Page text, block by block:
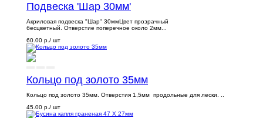
Подвеска 'Шар 30мм'
Акриловая подвеска "Шар" 30ммЦвет прозрачный
бесцветный. Отверстие поперечное около 2мм...
60.00 р. / шт
Кольцо под золото 35мм
Кольцо под золото 35мм. Отверстия 1,5мм продольные для лески. ..
45.00 р. / шт